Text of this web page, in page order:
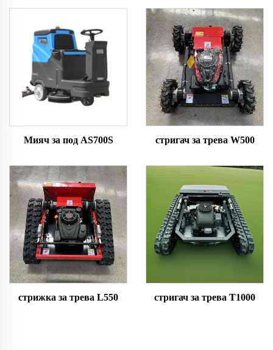
Мияч за под AS700S стригач за трева W500
стрижка за трева L550 стригач за трева T1000